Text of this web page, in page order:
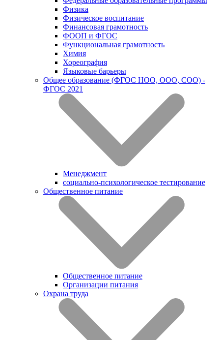
Физика
Физическое воспитание
Финансовая грамотность
ФООП и ФГОС
Функциональная грамотность
Химия
Хореография
Языковые барьеры
Общее образование (ФГОС НОО, ООО, СОО) -
ФГОС 2021
Менеджмент
социально-психологическое тестирование
Общественное питание
Общественное питание
Организации питания
Охрана труда